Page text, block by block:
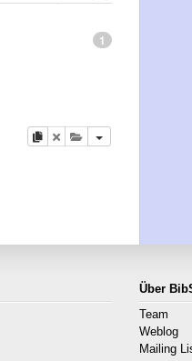
1
Kopieren
LöschenDiese Publikation zur
Über
Team
Weblog
Mailing